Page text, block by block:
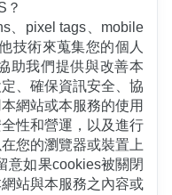
？
、pixel tags、mobile
技術來蒐集您的個人
助我們提供與改善本
、確保資訊安全、協
網站或本服務的使用
性和營運，以及進行
您的瀏覽器或裝置上
意如果cookies被關閉
站與本服務之內容或